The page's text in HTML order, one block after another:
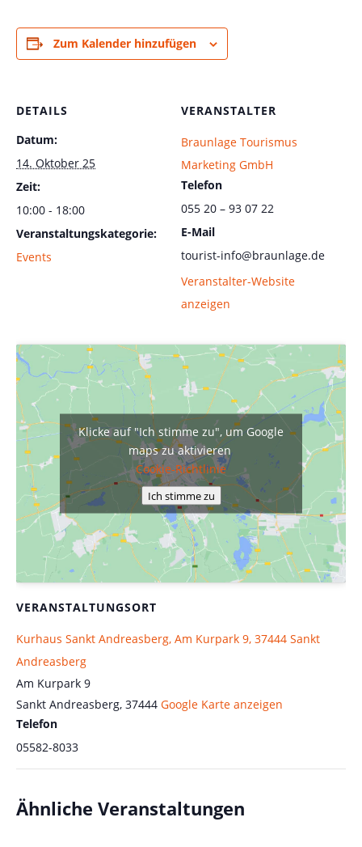
Zum Kalender hinzufügen
DETAILS
Datum:
14. Oktober 25
Zeit:
10:00 - 18:00
Veranstaltungskategorie:
Events
VERANSTALTER
Braunlage Tourismus
Marketing GmbH
Telefon
055 20 – 93 07 22
E-Mail
tourist-info@braunlage.de
Veranstalter-Website
anzeigen
VERANSTALTUNGSORT
Kurhaus Sankt Andreasberg, Am Kurpark 9, 37444 Sankt
Andreasberg
Am Kurpark 9
Sankt Andreasberg, 37444 Google Karte anzeigen
Telefon
05582-8033
Klicke auf "Ich stimme zu", um Google
maps zu aktivieren
Cookie-Richtlinie
Ich stimme zu
Ähnliche Veranstaltungen